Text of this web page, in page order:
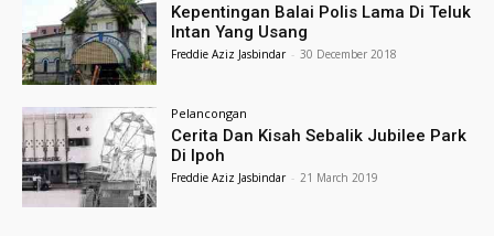
Kepentingan Balai Polis Lama Di Teluk
Intan Yang Usang
Freddie Aziz Jasbindar - 30 December 2018
Pelancongan
Cerita Dan Kisah Sebalik Jubilee Park
Di Ipoh
Freddie Aziz Jasbindar - 21 March 2019